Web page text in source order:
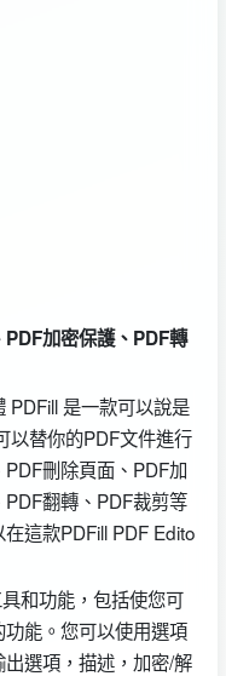
加密保護、PDF轉
PDFill 是一款可以說是
以替你的PDF文件進行
刪除頁面、PDF加
翻轉、PDF裁剪等
這款PDFill PDF Edito
和功能，包括使您可
能。您可以使用選項
選項，描述，加密/解